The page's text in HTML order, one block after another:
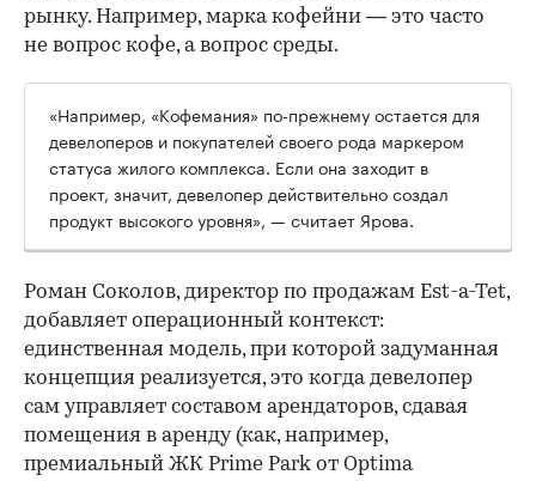
рынку. Например, марка кофейни — это часто
не вопрос кофе, а вопрос среды.
«Например, «Кофемания» по-прежнему остается для
девелоперов и покупателей своего рода маркером
статуса жилого комплекса. Если она заходит в
проект, значит, девелопер действительно создал
продукт высокого уровня», — считает Ярова.
Роман Соколов, директор по продажам Est-a-Tet,
добавляет операционный контекст:
единственная модель, при которой задуманная
концепция реализуется, это когда девелопер
сам управляет составом арендаторов, сдавая
помещения в аренду (как, например,
премиальный ЖК Prime Park от Optima